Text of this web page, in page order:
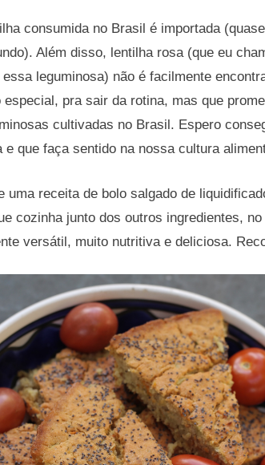
consumida no Brasil é importada
Além disso, lentilha rosa (que eu
leguminosa) não é facilmente
pra sair da rotina, mas que
cultivadas no Brasil. Espero
que faça sentido na nossa cultura
uma receita de bolo salgado de
cozinha junto dos outros ingredientes,
versátil, muito nutritiva e deliciosa.